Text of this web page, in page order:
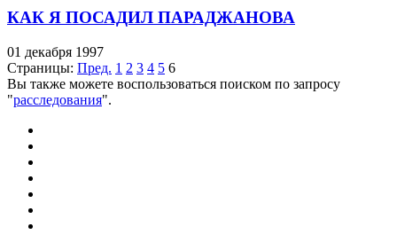
КАК Я ПОСАДИЛ ПАРАДЖАНОВА
01 декабря 1997
Страницы: Пред. 1 2 3 4 5 6
Вы также можете воспользоваться поиском по запросу
"расследования".